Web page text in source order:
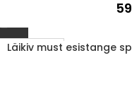
1-3 d.d.
Läikiv must esistange